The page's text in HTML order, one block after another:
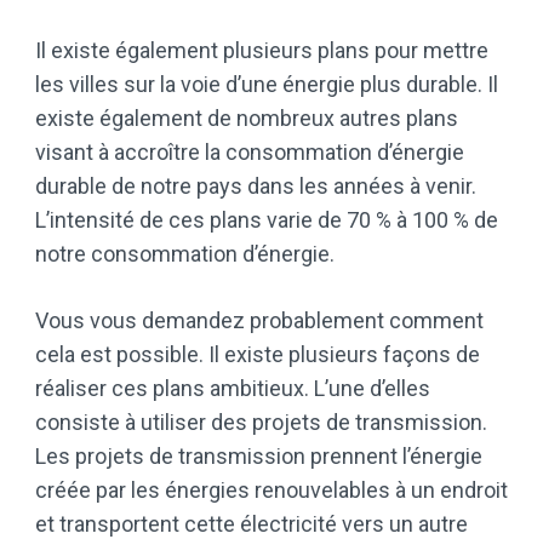
Il existe également plusieurs plans pour mettre
les villes sur la voie d’une énergie plus durable. Il
existe également de nombreux autres plans
visant à accroître la consommation d’énergie
durable de notre pays dans les années à venir.
L’intensité de ces plans varie de 70 % à 100 % de
notre consommation d’énergie.
Vous vous demandez probablement comment
cela est possible. Il existe plusieurs façons de
réaliser ces plans ambitieux. L’une d’elles
consiste à utiliser des projets de transmission.
Les projets de transmission prennent l’énergie
créée par les énergies renouvelables à un endroit
et transportent cette électricité vers un autre